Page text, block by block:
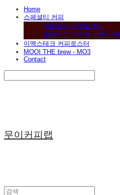
Home
스페셜티 커피
베리류와 와인의 향미
깔끔하고 구수한 누룽지 맛
이멕스테크 커피로스터
MOOI THE brew - MO3
Contact
무이커피랩